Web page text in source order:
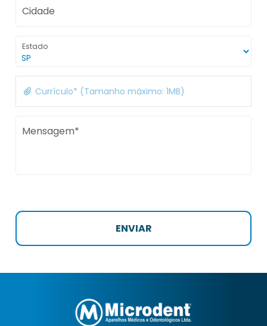
Cidade
Estado
Currículo* (Tamanho máximo: 1MB)
Mensagem*